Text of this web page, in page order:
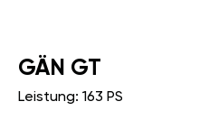
GÄN GT
Leistung: 163 PS